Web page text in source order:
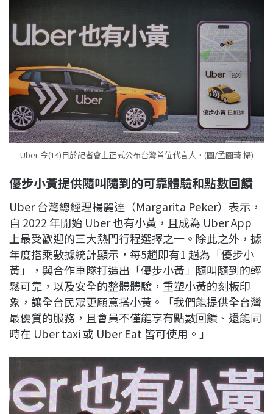
Uber 今(14)日於記者會上正式公布台灣首位代言人。(圖/孟圓琦 攝)
優步小黃提供隨叫隨到的可靠體驗和點數回饋
Uber 台灣總經理楊麗達（Margarita Peker）表示，
自 2022 年開始 Uber 也有小黃，且成為 Uber App
上最受歡迎的三大熱門行程選擇之一。除此之外，據
年度搭乘數據統計顯示，每5趟即有1 趟為「優步小
黃」，與合作車隊打造出「優步小黃」隨叫隨到的輕
鬆可靠，以及安全的整體體驗，重塑小黃的刻板印
象，讓全台民眾更願意搭小黃。「我們能提供全台灣
最優質的服務，且會員不僅能享有點數回饋、還能同
時在 Uber taxi 或 Uber Eat 皆可使用。」